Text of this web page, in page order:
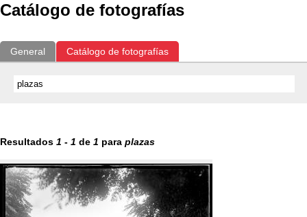
Catálogo de fotografías
General Catálogo de fotografías
Resultados 1 - 1 de 1 para plazas